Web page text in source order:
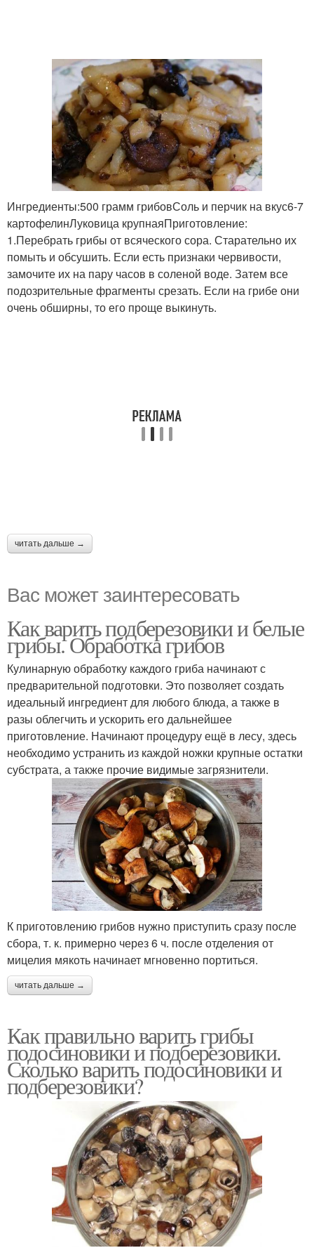
Ингредиенты:500 грамм грибовСоль и перчик на вкус6-7
картофелинЛуковица крупнаяПриготовление:
1.Перебрать грибы от всяческого сора. Старательно их
помыть и обсушить. Если есть признаки червивости,
замочите их на пару часов в соленой воде. Затем все
подозрительные фрагменты срезать. Если на грибе они
очень обширны, то его проще выкинуть.
читать дальше →
Вас может заинтересовать
Как варить подберезовики и белые
грибы. Обработка грибов
Кулинарную обработку каждого гриба начинают с
предварительной подготовки. Это позволяет создать
идеальный ингредиент для любого блюда, а также в
разы облегчить и ускорить его дальнейшее
приготовление. Начинают процедуру ещё в лесу, здесь
необходимо устранить из каждой ножки крупные остатки
субстрата, а также прочие видимые загрязнители.
К приготовлению грибов нужно приступить сразу после
сбора, т. к. примерно через 6 ч. после отделения от
мицелия мякоть начинает мгновенно портиться.
читать дальше →
Как правильно варить грибы
подосиновики и подберезовики.
Сколько варить подосиновики и
подберезовики?